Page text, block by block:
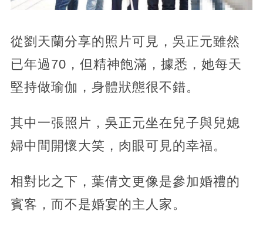
從劉天蘭分享的照片可見，吳正元雖然
已年過70，但精神飽滿，據悉，她每天
堅持做瑜伽，身體狀態很不錯。
其中一張照片，吳正元坐在兒子與兒媳
婦中間開懷大笑，肉眼可見的幸福。
相對比之下，葉倩文更像是參加婚禮的
賓客，而不是婚宴的主人家。